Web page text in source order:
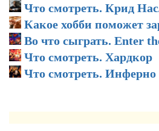
Что смотреть. Крид
Какое хобби поможет
Во что сыграть. Enter
Что смотреть. Хардкор
Что смотреть. Инферно